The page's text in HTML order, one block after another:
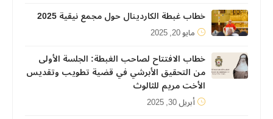
خطاب غبطة الكاردينال حول مجمع نيقية 2025
مايو 20, 2025
خطاب الافتتاح لصاحب الغبطة: الجلسة الأولى
من التحقيق الأبرشي في قضية تطويب وتقديس
الأخت مريم للثالوث
أبريل 30, 2025